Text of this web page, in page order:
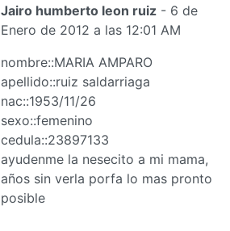
Jairo humberto leon ruiz - 6 de
Enero de 2012 a las 12:01 AM
nombre::MARIA AMPARO
apellido::ruiz saldarriaga
nac::1953/11/26
sexo::femenino
cedula::23897133
ayudenme la nesecito a mi mama,
años sin verla porfa lo mas pronto
posible